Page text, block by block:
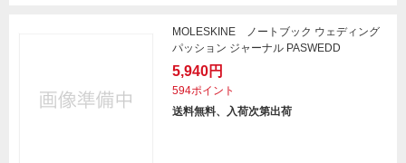
MOLESKINE ノートブック ウェディング
パッション ジャーナル PASWEDD
5,940円
594ポイント
送料無料、入荷次第出荷